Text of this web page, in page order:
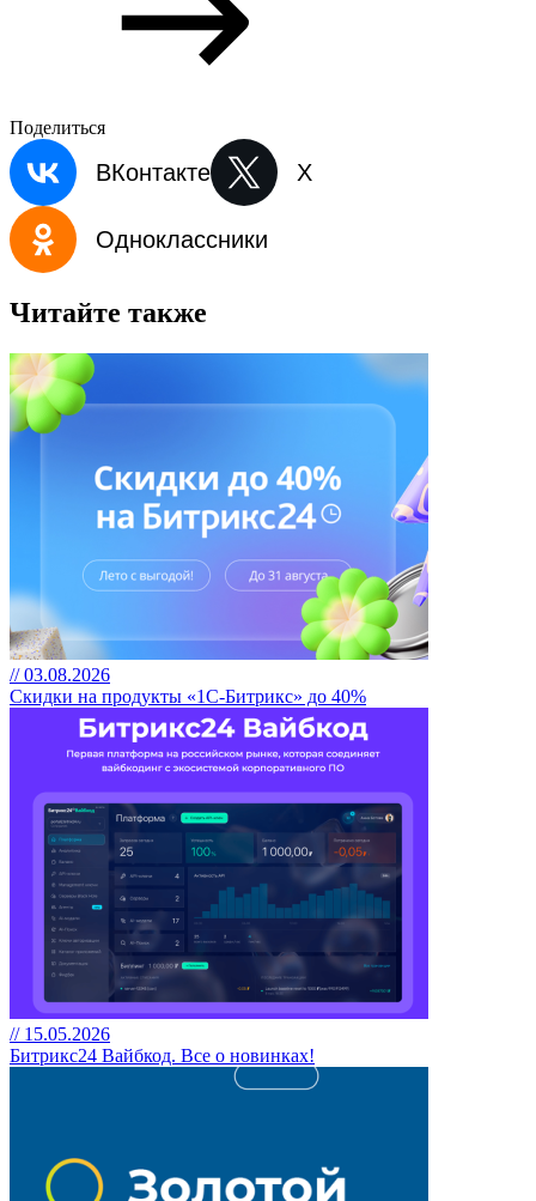
Поделиться
ВКонтакте X
Одноклассники
Читайте также
// 03.08.2026
Скидки на продукты «1С-Битрикс» до 40%
// 15.05.2026
Битрикс24 Вайбкод. Все о новинках!